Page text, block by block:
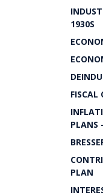
1930S
FISCAL
PLANS
PLAN